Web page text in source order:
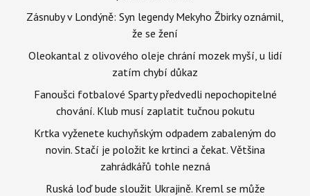
Zásnuby v Londýně: Syn legendy Mekyho Žbirky oznámil,
že se žení
Oleokantal z olivového oleje chrání mozek myší, u lidí
zatím chybí důkaz
Fanoušci fotbalové Sparty předvedli nepochopitelné
chování. Klub musí zaplatit tučnou pokutu
Krtka vyženete kuchyňským odpadem zabaleným do
novin. Stačí je položit ke krtinci a čekat. Většina
zahrádkářů tohle nezná
Ruská loď bude sloužit Ukrajině. Kreml se může